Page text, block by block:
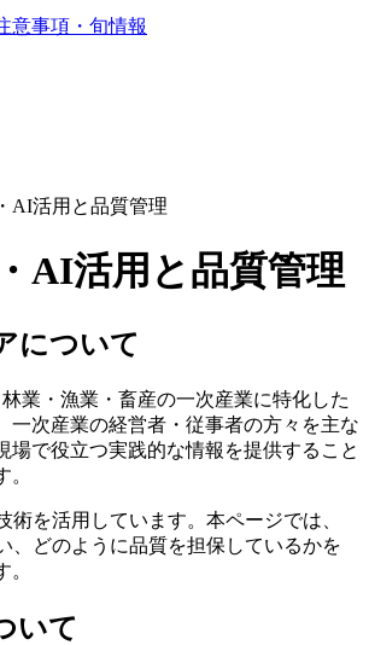
意事項・旬情報
AI活用と品質管理
AI活用と品質管理
について
林業・漁業・畜産の一次産業に特化した
一次産業の経営者・従事者の方々を主な
場で役立つ実践的な情報を提供すること
術を活用しています。本ページでは、
、どのように品質を担保しているかを
いて